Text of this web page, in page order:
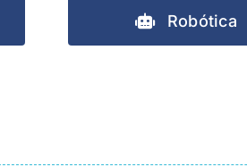
Robótica